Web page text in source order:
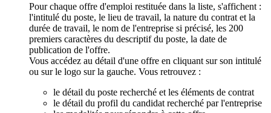
Pour chaque offre d'emploi restituée dans la liste, s'affichent :
l'intitulé du poste, le lieu de travail, la nature du contrat et la
durée de travail, le nom de l'entreprise si précisé, les 200
premiers caractères du descriptif du poste, la date de
publication de l'offre.
Vous accédez au détail d'une offre en cliquant sur son intitulé
ou sur le logo sur la gauche. Vous retrouvez :
le détail du poste recherché et les éléments de contrat
le détail du profil du candidat recherché par l'entreprise